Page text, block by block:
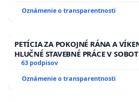
Oznámenie o transparentnosti
PETÍCIA ZA POKOJNÉ RÁNA A
HLUČNÉ STAVEBNÉ PRÁCE V
13.00 HOD., CEZ PRACOVNÝ
HOD. A PRAVIDELNÁ KONTROLA
ĎUMBIERSKEJ/MAGU
63 podpisov
Oznámenie o transparentnosti